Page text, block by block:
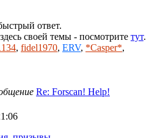
ответ.
своей темы - посмотрите тут.
, fidel1970, ERV, *Casper*,
Re: Forscan! Help!